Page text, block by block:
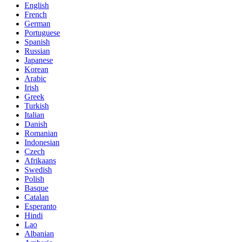
English
French
German
Portuguese
Spanish
Russian
Japanese
Korean
Arabic
Irish
Greek
Turkish
Italian
Danish
Romanian
Indonesian
Czech
Afrikaans
Swedish
Polish
Basque
Catalan
Esperanto
Hindi
Lao
Albanian